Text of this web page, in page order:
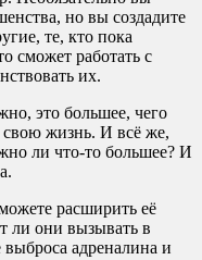
но вы создадите
те, кто пока
сможет работать с
их.
это большее, чего
свою жизнь. И всё же,
ли что-то большее? И
расширить её
ли они вызывать в
адреналина и